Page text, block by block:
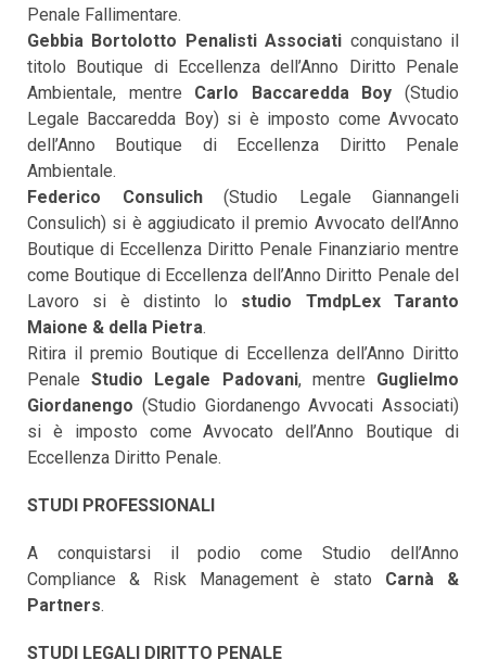
Penale Fallimentare.
Gebbia Bortolotto Penalisti Associati conquistano il
titolo Boutique di Eccellenza dell’Anno Diritto Penale
Ambientale, mentre Carlo Baccaredda Boy (Studio
Legale Baccaredda Boy) si è imposto come Avvocato
dell’Anno Boutique di Eccellenza Diritto Penale
Ambientale.
Federico Consulich(Studio Legale Giannangeli
Consulich) si è aggiudicato il premio Avvocato dell’Anno
Boutique di Eccellenza Diritto Penale Finanziario mentre
come Boutique di Eccellenza dell’Anno Diritto Penale del
Lavoro si è distinto lo studio TmdpLex Taranto
Maione & della Pietra.
Ritira il premio Boutique di Eccellenza dell’Anno Diritto
PenaleStudio Legale Padovani, mentre Guglielmo
Giordanengo (Studio Giordanengo Avvocati Associati)
si è imposto come Avvocato dell’Anno Boutique di
Eccellenza Diritto Penale.
STUDI PROFESSIONALI
A conquistarsi il podio come Studio dell’Anno
Compliance & Risk Management è stato Carnà &
Partners.
STUDI LEGALI DIRITTO PENALE